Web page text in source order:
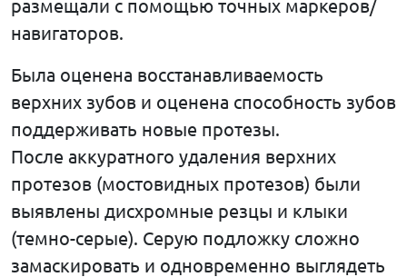
размещали с помощью точных маркеров/
навигаторов.
Была оценена восстанавливаемость
верхних зубов и оценена способность зубов
поддерживать новые протезы.
После аккуратного удаления верхних
протезов (мостовидных протезов) были
выявлены дисхромные резцы и клыки
(темно-серые). Серую подложку сложно
замаскировать и одновременно выглядеть